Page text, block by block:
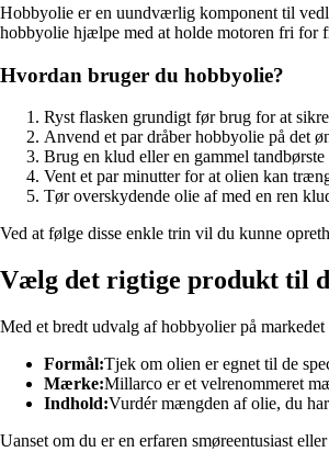
Hobbyolie er en uundværlig komponent til
hobbyolie hjælpe med at holde motoren fri for
Hvordan bruger du hobbyolie?
Ryst flasken grundigt før brug for at
Anvend et par dråber hobbyolie på det
Brug en klud eller en gammel
Vent et par minutter for at olien kan
Tør overskydende olie af med en ren
Ved at følge disse enkle trin vil du kunne
Vælg det rigtige produkt til
Med et bredt udvalg af hobbyolier på
Formål:Tjek om olien er egnet til de
Mærke:Millarco er et velrenommeret
Indhold:Vurdér mængden af olie, du
Uanset om du er en erfaren smøreentusiast